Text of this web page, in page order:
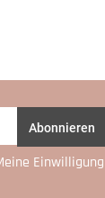
Abonnieren
Einwilligung